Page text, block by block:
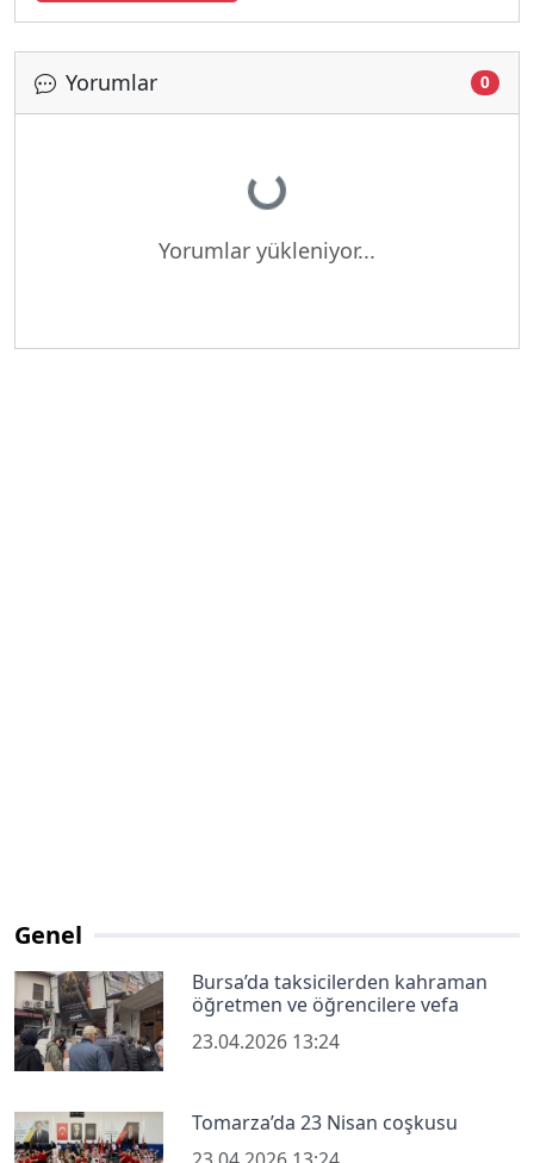
Yorumlar 0
Yükleniyor...
Yorumlar yükleniyor...
Genel
Bursa’da taksicilerden kahraman
öğretmen ve öğrencilere vefa
23.04.2026 13:24
Tomarza’da 23 Nisan coşkusu